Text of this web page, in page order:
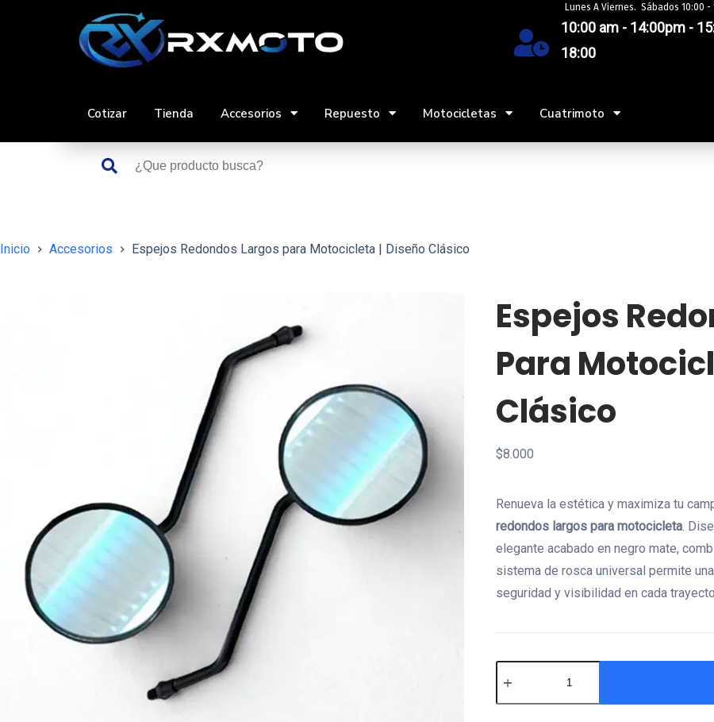
Lunes A Viernes. Sábados 10:00 -
10:00 am - 14:00pm -
18:00
Cotizar Tienda Accesorios Repuesto Motocicletas Cuatrimoto
Inicio Accesorios Espejos Redondos Largos para Motocicleta | Diseño Clásico
Espejos
Para
Clásico
$8.000
Renueva la estética y maximiza tu
redondos largos para motocicleta.
elegante acabado en negro mate,
sistema de rosca universal permite
seguridad y visibilidad en cada trayecto.
Redondos